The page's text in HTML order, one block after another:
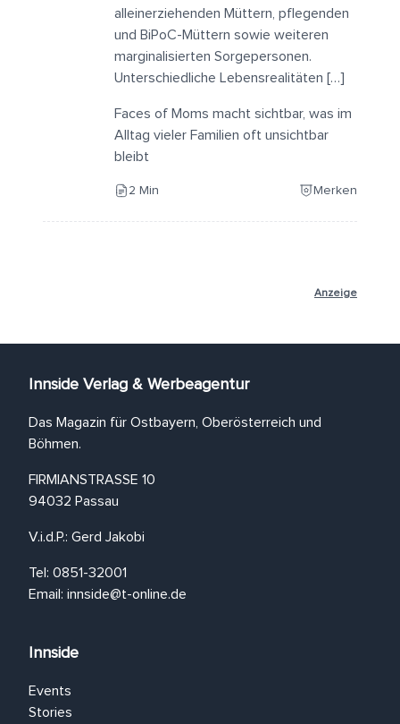
alleinerziehenden Müttern, pflegenden
und BiPoC-Müttern sowie weiteren
marginalisierten Sorgepersonen.
Unterschiedliche Lebensrealitäten […]
Faces of Moms macht sichtbar, was im
Alltag vieler Familien oft unsichtbar
bleibt
2 Min Merken
Anzeige
Innside Verlag & Werbeagentur
Das Magazin für Ostbayern, Oberösterreich und
Böhmen.
FIRMIANSTRASSE 10
94032 Passau
V.i.d.P.: Gerd Jakobi
Tel: 0851-32001
Email: innside@t-online.de
Innside
Events
Stories